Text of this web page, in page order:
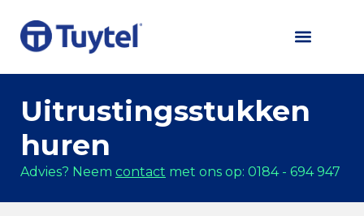
Uitrustingsstukken
huren
Advies? Neem contact met ons op: 0184 - 694 947